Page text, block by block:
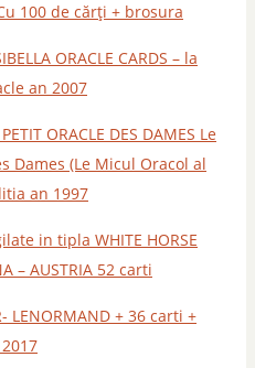
100 de cărți + brosura
ORACLE CARDS – la
an 2007
ORACLE DES DAMES Le
Dames (Le Micul Oracol al
an 1997
in tipla WHITE HORSE
– AUSTRIA 52 carti
LENORMAND + 36 carti +